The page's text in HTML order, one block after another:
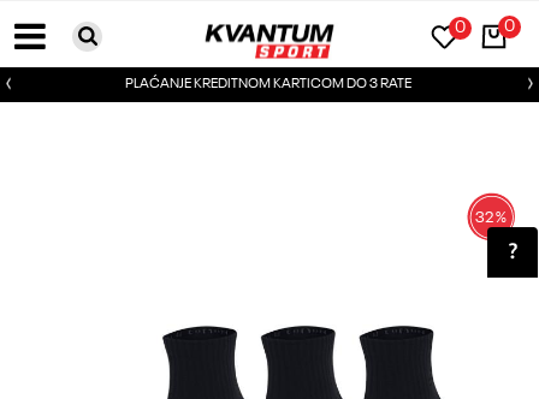
0
0
PLAĆANJE KREDITNOM KARTICOM DO 3 RATE
32%